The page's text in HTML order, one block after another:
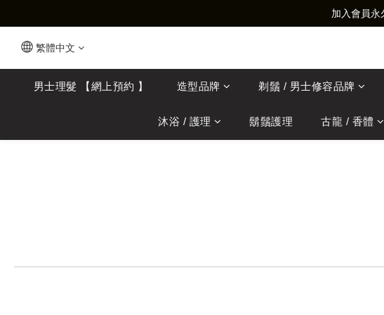
加入會員永
繁體中文
男士理髮 【網上預約 】 造型品牌 剃鬚 / 男士修容品牌
沐浴 / 護理 鬍鬚護理 古龍 / 香體